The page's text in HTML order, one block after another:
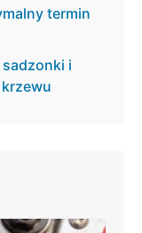
termin
i